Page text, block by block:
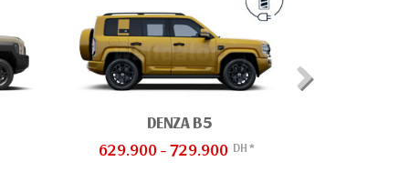
DENZA B5
629.900 - 729.900 DH *